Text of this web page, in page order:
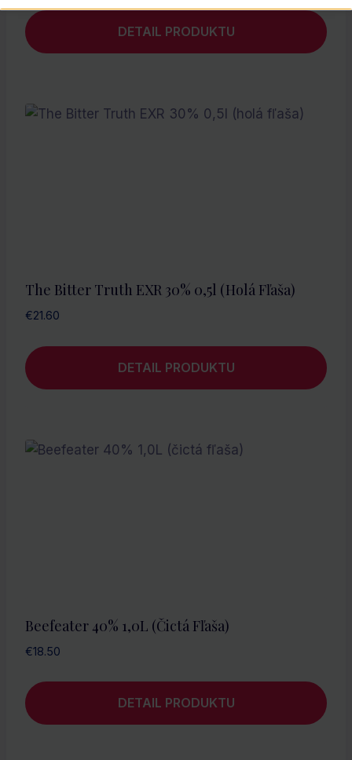
DETAIL PRODUKTU
The Bitter Truth EXR 30% 0,5l (holá Fľaša)
€21.60
DETAIL PRODUKTU
Beefeater 40% 1,0L (čictá Fľaša)
€18.50
DETAIL PRODUKTU